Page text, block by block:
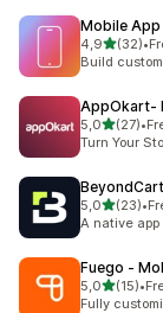
Mobile App
4,9av 5(32)
Totalt 32 •
Build
AppOkart‑
5,0av 5(27)
Totalt 27 •
Turn Your
5,0av 5(23)
Totalt 23 •
A native
Fuego ‑
5,0av 5(15)
Totalt 15 •
Fully